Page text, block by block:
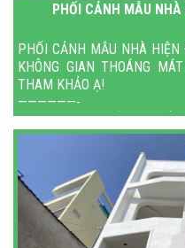
PHỐI CẢNH MẪU
PHỐI CẢNH MẪU NHÀ
KHÔNG GIAN THOÁNG
THAM KHẢO Ạ!
——————-
CTY TNHH TƯ VẤN – THIẾT
Địa chỉ: 166 Phạm Văn Bạch,